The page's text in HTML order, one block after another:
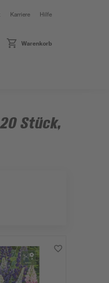
Karriere Hilfe
Warenkorb
Stück,